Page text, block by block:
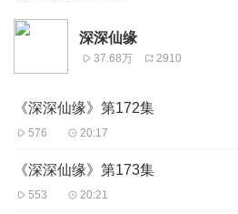
深深仙缘
37.68万 2910
《深深仙缘》第172集
576 20:17
《深深仙缘》第173集
553 20:21